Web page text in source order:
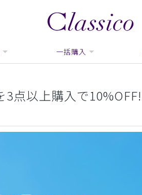
一括購入
3点以上購入で10%OFF!